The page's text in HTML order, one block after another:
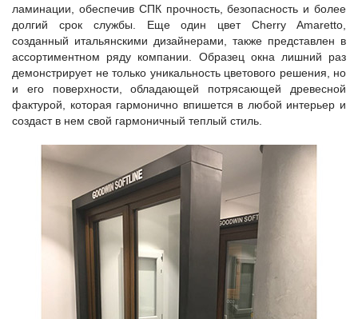
ламинации, обеспечив СПК прочность, безопасность и более
долгий срок службы. Еще один цвет Cherry Amaretto,
созданный итальянскими дизайнерами, также представлен в
ассортиментном ряду компании. Образец окна лишний раз
демонстрирует не только уникальность цветового решения, но
и его поверхности, обладающей потрясающей древесной
фактурой, которая гармонично впишется в любой интерьер и
создаст в нем свой гармоничный теплый стиль.